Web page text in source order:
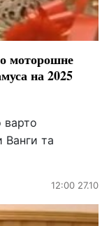
моторошне
на 2025
варто
Ванги та
12:00 27.10